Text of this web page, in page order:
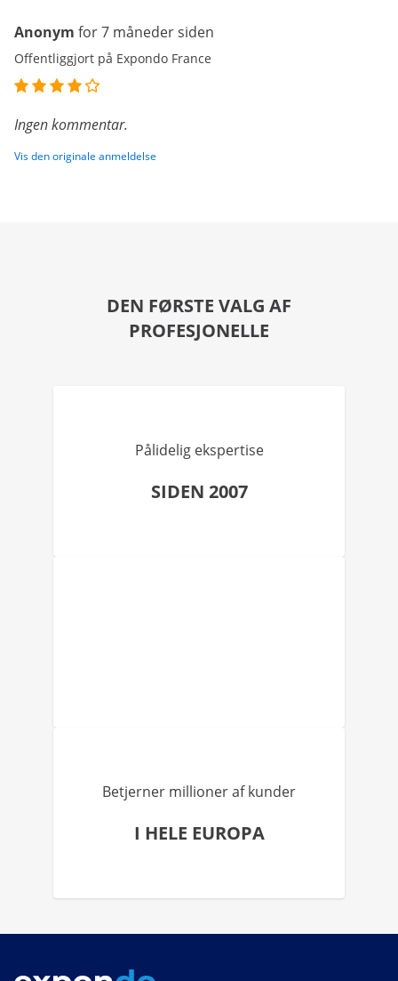
Anonym for 7 måneder siden
Offentliggjort på Expondo France
Ingen kommentar.
Vis den originale anmeldelse
DEN FØRSTE VALG AF
PROFESJONELLE
Pålidelig ekspertise
SIDEN 2007
Betjerner millioner af kunder
I HELE EUROPA